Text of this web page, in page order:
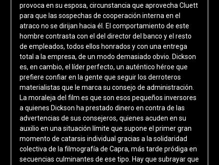
provoca en su esposa, circunstancia que aprovecha Cluett
para que las sospechas de cooperación interna en el
atraco no se dirijan hacia él. El comportamiento de este
hombre contrasta con el del director del banco y el resto
de empleados, todos ellos honrados y con una entrega
total a la empresa, de un modo demasiado obvio. Dickson
es, en cambio, el líder perfecto, un auténtico héroe que
prefiere confiar en la gente que seguir los derroteros
materialistas que le marca su consejo de administración.
La moraleja del film es que son esos pequeños inversores
a quienes Dickson ha prestado dinero en contra de las
advertencias de sus consejeros, quienes acuden en su
auxilio en una situación límite que supone el primer gran
momento de catarsis individual gracias a la solidaridad
colectiva de la filmografía de Capra, más tarde pródiga en
secuencias culminantes de ese tipo. Hay que subrayar que